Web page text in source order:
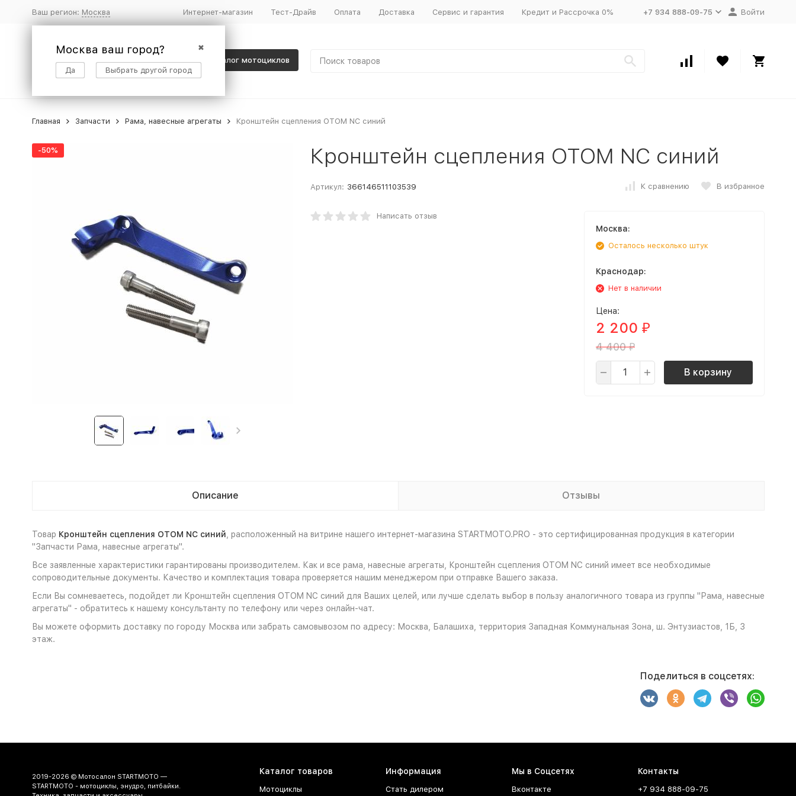
Ваш регион: Москва
✖
Москва ваш город?
Да Выбрать другой город
Интернет-магазин Тест-Драйв Оплата Доставка Сервис и гарантия Кредит и Рассрочка 0% +7 934 888-09-75 Войти
Каталог мотоциклов
Главная Запчасти Рама, навесные агрегаты Кронштейн сцепления OTOM NC синий
-50% Кронштейн сцепления OTOM NC синий
Артикул: 366146511103539 К сравнению В избранное
Написать отзыв
Москва:
Осталось несколько штук
Краснодар:
Нет в наличии
Цена:
2 200 ₽
4 400₽
В корзину
Описание Отзывы
Товар Кронштейн сцепления OTOM NC синий , расположенный на витрине нашего интернет-магазина STARTMOTO.PRO - это сертифицированная продукция в категории
"Запчасти Рама, навесные агрегаты".
Все заявленные характеристики гарантированы производителем. Как и все рама, навесные агрегаты, Кронштейн сцепления OTOM NC синий имеет все необходимые
сопроводительные документы. Качество и комплектация товара проверяется нашим менеджером при отправке Вашего заказа.
Если Вы сомневаетесь, подойдет ли Кронштейн сцепления OTOM NC синий для Ваших целей, или лучше сделать выбор в пользу аналогичного товара из группы "Рама, навесные
агрегаты" - обратитесь к нашему консультанту по телефону или через онлайн-чат.
Вы можете оформить доставку по городу Москва или забрать самовывозом по адресу: Москва, Балашиха, территория Западная Коммунальная Зона, ш. Энтузиастов, 1Б, 3
этаж.
Поделиться в соцсетях:
2019-2026 © Мотосалон STARTMOTO —
STARTMOTO - мотоциклы, энудро, питбайки.
Каталог товаров
Мотоциклы
Информация
Стать дилером
Мы в Соцсетях
Вконтакте
Контакты
+7 934 888-09-75